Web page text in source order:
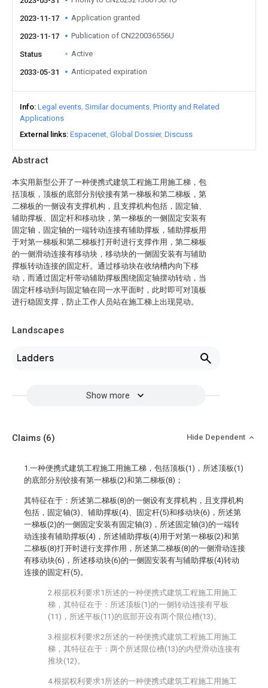
Abstract
本实用新型公开了一种便携式建筑工程施工用施工梯，包
括顶板，顶板的底部分别铰接有第一梯板和第二梯板，第
二梯板的一侧设有支撑机构，且支撑机构包括，固定轴、
辅助撑板、固定杆和移动块，第一梯板的一侧固定安装有
固定轴，固定轴的一端转动连接有辅助撑板，辅助撑板用
于对第一梯板和第二梯板打开时进行支撑作用，第二梯板
的一侧滑动连接有移动块，移动块的一侧固安装有与辅助
撑板转动连接的固定杆。通过移动块在收纳槽内向下移
动，而通过固定杆带动辅助撑板围绕固定轴摆动转动，当
固定杆移动到与固定轴在同一水平面时，此时即可对顶板
进行稳固支撑，防止工作人员站在施工梯上出现晃动。
Landscapes
Ladders
Show more
2023-11-17 Application granted
2023-11-17 Publication of CN220036556U
Status Active
2033-05-31 Anticipated expiration
Info Legal events Similar documents Priority and Related
Applications
External links Espacenet Global Dossier Discuss
Claims (6) Hide Dependent
1.一种便携式建筑工程施工用施工梯，包括顶板(1)，所述顶板(1)
的底部分别铰接有第一梯板(2)和第二梯板(8)；
其特征在于：所述第二梯板(8)的一侧设有支撑机构，且支撑机构
包括，固定轴(3)、辅助撑板(4)、固定杆(5)和移动块(6)，所述第
一梯板(2)的一侧固定安装有固定轴(3)，所述固定轴(3)的一端转
动连接有辅助撑板(4)，所述辅助撑板(4)用于对第一梯板(2)和第
二梯板(8)打开时进行支撑作用，所述第二梯板(8)的一侧滑动连接
有移动块(6)，所述移动块(6)的一侧固安装有与辅助撑板(4)转动
连接的固定杆(5)。
2.根据权利要求1所述的一种便携式建筑工程施工用施工
梯，其特征在于：所述顶板(1)的一侧转动连接有平板
(11)，所述平板(11)的底部开设有两个限位槽(13)。
3.根据权利要求2所述的一种便携式建筑工程施工用施工
梯，其特征在于：两个所述限位槽(13)的内壁滑动连接有
推块(12)。
4.根据权利要求1所述的一种便携式建筑工程施工用施工